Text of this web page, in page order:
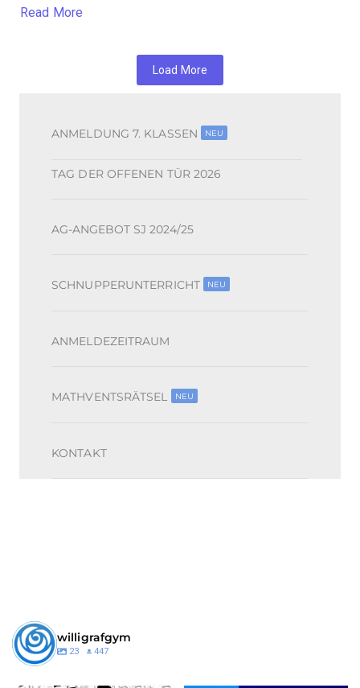
Read More
Load More
ANMELDUNG 7. KLASSEN NEU
TAG DER OFFENEN TÜR 2026
AG-ANGEBOT SJ 2024/25
SCHNUPPERUNTERRICHT NEU
ANMELDEZEITRAUM
MATHVENTSRÄTSEL NEU
KONTAKT
willigrafgym
23 447